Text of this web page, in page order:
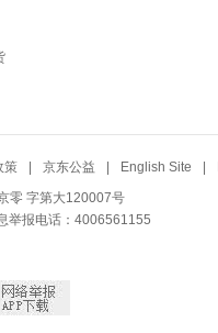
策 京东公益 English Site
零 字第大120007号
报电话：4006561155